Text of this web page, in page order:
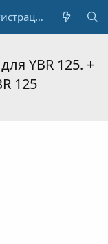
Регистрация
YBR 125. +
125